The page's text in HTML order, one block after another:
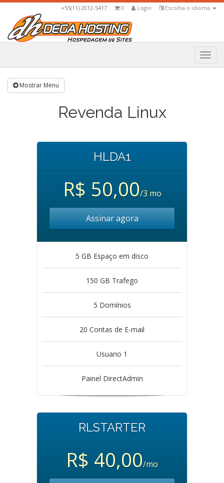
Escolha o idioma
Login
0
+55(11) 2012-5417
Mostrar Menu
Revenda Linux
HLDA1
R$ 50,00/3 mo
Assinar agora
5 GB Espaço em disco
150 GB Trafego
5 Domínios
20 Contas de E-mail
Usuario 1
Painel DirectAdmin
RLSTARTER
R$ 40,00/mo